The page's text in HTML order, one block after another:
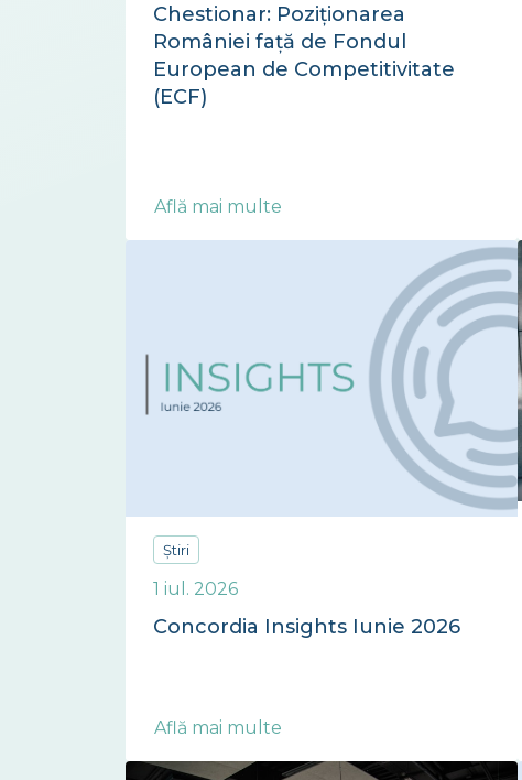
Chestionar: Poziționarea
României față de Fondul
European de Competitivitate
(ECF)
Află mai multe
Știri
1 iul. 2026
Concordia Insights Iunie 2026
Află mai multe